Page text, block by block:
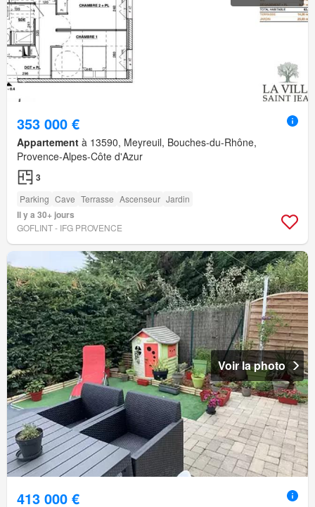
353 000 €
Appartement à 13590, Meyreuil, Bouches-du-Rhône,
Provence-Alpes-Côte d'Azur
3
Parking Cave Terrasse Ascenseur Jardin
Il y a 30+ jours
GOFLINT - IFG PROVENCE
Voir la photo
413 000 €